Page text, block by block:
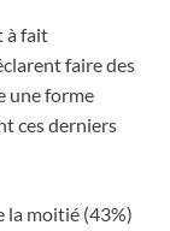
à fait
faire des
une forme
ces derniers
la moitié (43%)